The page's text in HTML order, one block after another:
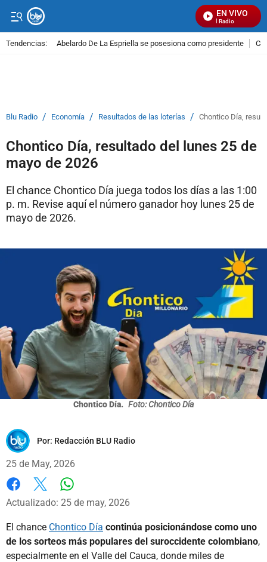
EN VIVO
Señal Visual Radio
Tendencias: Abelardo De La Espriella se posesiona como presidente
Blu Radio / Economía / Resultados de las loterías / Chontico Día,
Chontico Día, resultado del lunes 25 de
mayo de 2026
El chance Chontico Día juega todos los días a las 1:00
p. m. Revise aquí el número ganador hoy lunes 25 de
mayo de 2026.
Chontico Día. Foto: Chontico Día
Por: Redacción BLU Radio
25 de May, 2026
Facebook
X
Actualizado: 25 de may, 2026
El chance Chontico Día continúa posicionándose como uno
de los sorteos más populares del suroccidente colombiano,
especialmente en el Valle del Cauca, donde miles de